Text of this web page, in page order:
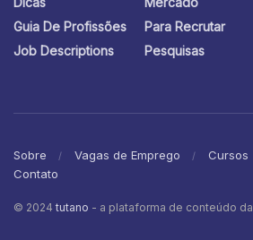
Guia De Profissões
Job Descriptions
Para Recrutar
Pesquisas
Sobre Vagas de Emprego Cursos
Contato
© 2024 tutano - a plataforma de conteúdo da